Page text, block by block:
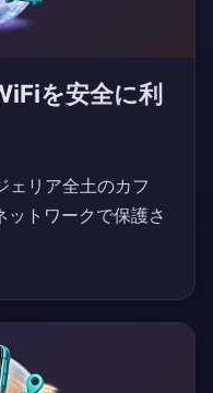
を安全に利
ェリア全土のカフ
ットワークで保護さ